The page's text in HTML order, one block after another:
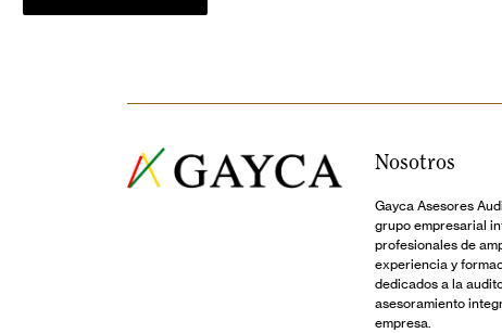
Nosotros
Gayca Asesores
grupo empresarial
profesionales de
experiencia y
dedicados a la
asesoramiento
empresa.